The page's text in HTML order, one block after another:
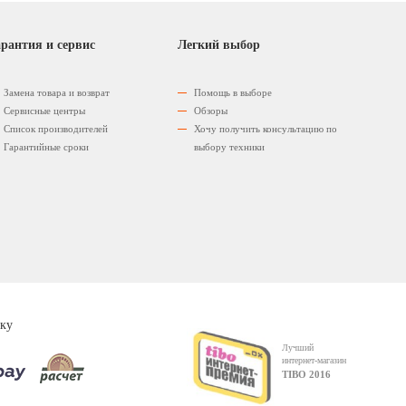
и сервис
Замена товара и возврат
Сервисные центры
Список производителей
Гарантийные сроки
Легкий выбор
Помощь в выборе
Обзоры
Хочу получить консультацию по
выбору техники
Лучший
интернет-магазин
TIBO 2016